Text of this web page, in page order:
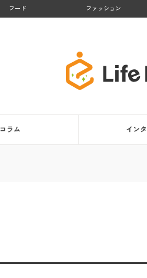
フード ファッション
コラム イン